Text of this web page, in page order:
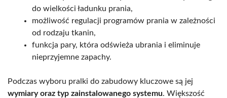
do wielkości ładunku prania,
możliwość regulacji programów prania w zależności
od rodzaju tkanin,
funkcja pary, która odświeża ubrania i eliminuje
nieprzyjemne zapachy.
Podczas wyboru pralki do zabudowy kluczowe są jej
wymiary oraz typ zainstalowanego systemu. Większość